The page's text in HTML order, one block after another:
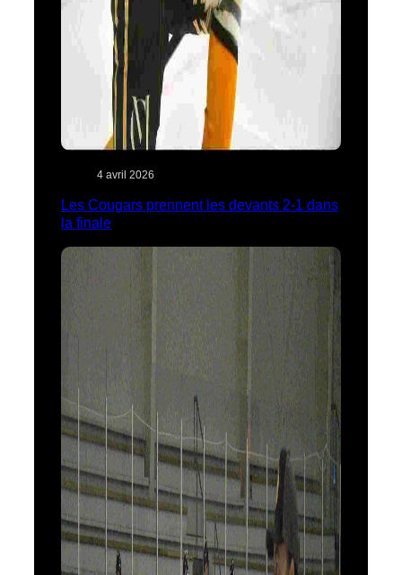
4 avril 2026
Les Cougars prennent les devants 2-1 dans
la finale